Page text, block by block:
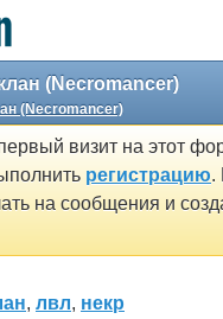
(Necromancer)
(Necromancer)
визит на этот
регистрацию.
на сообщения и
, лвл, некр